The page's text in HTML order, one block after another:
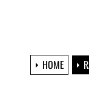
HOME